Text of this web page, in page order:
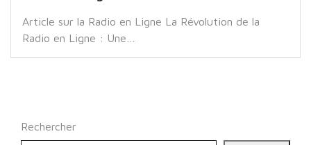
Article sur la Radio en Ligne La Révolution de la
Radio en Ligne : Une…
Rechercher